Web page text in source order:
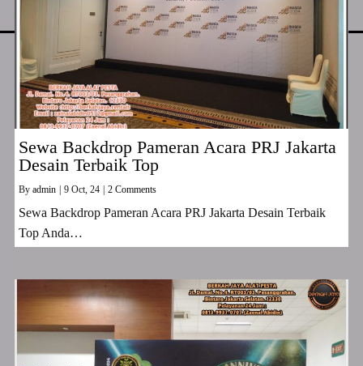
Sewa Backdrop Pameran Acara PRJ Jakarta
Desain Terbaik Top
By admin | 9 Oct, 24 | 2 Comments
Sewa Backdrop Pameran Acara PRJ Jakarta Desain Terbaik
Top Anda…